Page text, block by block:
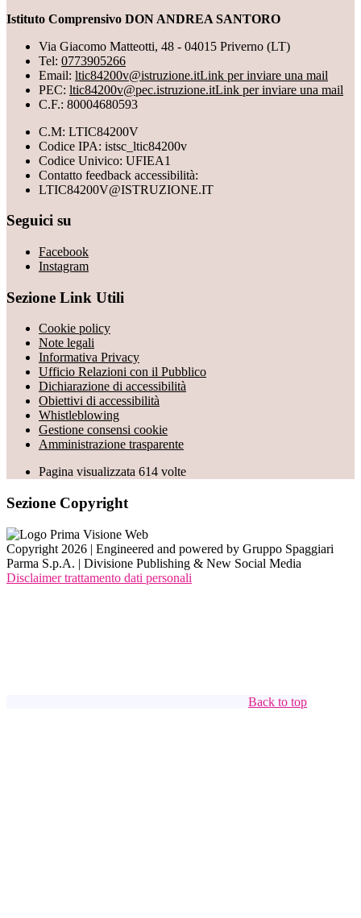
Istituto Comprensivo DON ANDREA SANTORO
Via Giacomo Matteotti, 48 - 04015 Priverno (LT)
Tel: 0773905266
Email: ltic84200v@istruzione.itLink per inviare una mail
PEC: ltic84200v@pec.istruzione.itLink per inviare una mail
C.F.: 80004680593
C.M: LTIC84200V
Codice IPA: istsc_ltic84200v
Codice Univico: UFIEA1
Contatto feedback accessibilità:
LTIC84200V@ISTRUZIONE.IT
Seguici su
Facebook
Instagram
Sezione Link Utili
Cookie policy
Note legali
Informativa Privacy
Ufficio Relazioni con il Pubblico
Dichiarazione di accessibilità
Obiettivi di accessibilità
Whistleblowing
Gestione consensi cookie
Amministrazione trasparente
Pagina visualizzata 614 volte
Sezione Copyright
Copyright 2026 | Engineered and powered by Gruppo Spaggiari
Parma S.p.A. | Divisione Publishing & New Social Media
Disclaimer trattamento dati personali
Back to top